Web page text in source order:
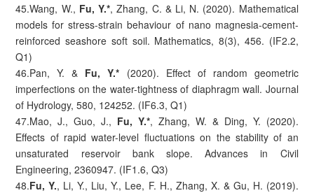
45.Wang, W., Fu, Y.*, Zhang, C. & Li, N. (2020). Mathematical
models for stress-strain behaviour of nano magnesia-cement-
reinforced seashore soft soil. Mathematics, 8(3), 456. (IF2.2,
Q1)
46.Pan, Y. & Fu, Y.* (2020). Effect of random geometric
imperfections on the water-tightness of diaphragm wall. Journal
of Hydrology, 580, 124252. (IF6.3, Q1)
47.Mao, J., Guo, J., Fu, Y.*, Zhang, W. & Ding, Y. (2020).
Effects of rapid water-level fluctuations on the stability of an
unsaturated reservoir bank slope. Advances in Civil
Engineering, 2360947. (IF1.6, Q3)
48.Fu, Y., Li, Y., Liu, Y., Lee, F. H., Zhang, X. & Gu, H. (2019).